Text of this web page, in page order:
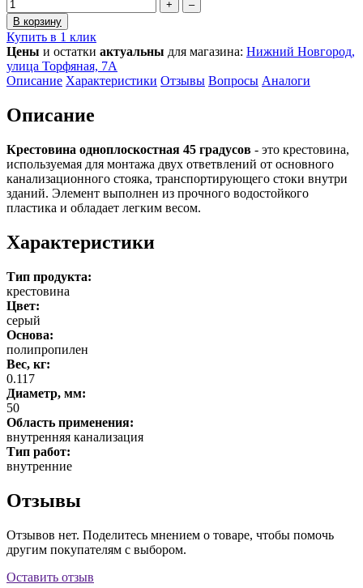
+
–
В корзину
Купить в 1 клик
Цены и остатки актуальны для магазина: Нижний Новгород,
улица Торфяная, 7А
Описание Характеристики Отзывы Вопросы Аналоги
Описание
Крестовина одноплоскостная 45 градусов - это крестовина,
используемая для монтажа двух ответвлений от основного
канализационного стояка, транспортирующего стоки внутри
зданий. Элемент выполнен из прочного водостойкого
пластика и обладает легким весом.
Характеристики
Тип продукта:
крестовина
Цвет:
серый
Основа:
полипропилен
Вес, кг:
0.117
Диаметр, мм:
50
Область применения:
внутренняя канализация
Тип работ:
внутренние
Отзывы
Отзывов нет. Поделитесь мнением о товаре, чтобы помочь
другим покупателям с выбором.
Оставить отзыв